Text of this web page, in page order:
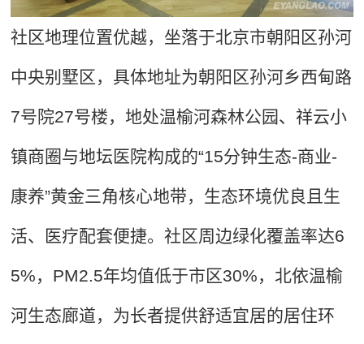
社区地理位置优越，坐落于北京市朝阳区孙河
中央别墅区，具体地址为朝阳区孙河乡西甸路
7号院27号楼，地处温榆河森林公园、祥云小
镇商圈与地坛医院构成的“15分钟生态-商业-
康养”黄金三角核心地带，生态环境优良且生
活、医疗配套便捷。社区周边绿化覆盖率达6
5%，PM2.5年均值低于市区30%，北依温榆
河生态廊道，为长者提供舒适宜居的居住环